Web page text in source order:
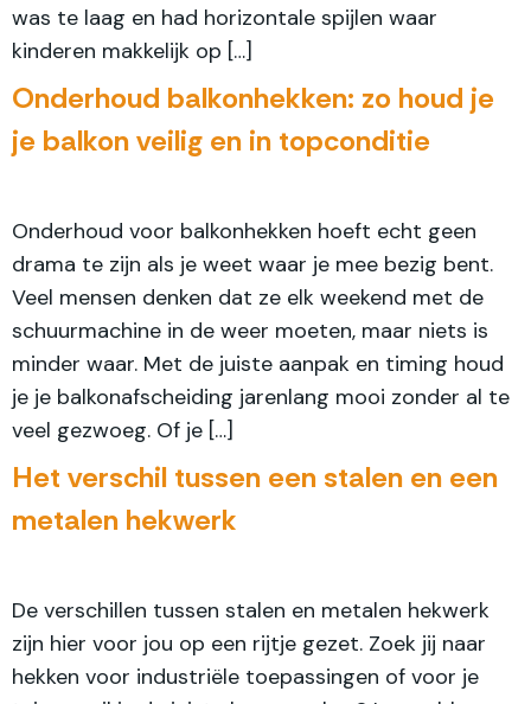
was te laag en had horizontale spijlen waar
kinderen makkelijk op […]
Onderhoud balkonhekken: zo houd je
je balkon veilig en in topconditie
Onderhoud voor balkonhekken hoeft echt geen
drama te zijn als je weet waar je mee bezig bent.
Veel mensen denken dat ze elk weekend met de
schuurmachine in de weer moeten, maar niets is
minder waar. Met de juiste aanpak en timing houd
je je balkonafscheiding jarenlang mooi zonder al te
veel gezwoeg. Of je […]
Het verschil tussen een stalen en een
metalen hekwerk
De verschillen tussen stalen en metalen hekwerk
zijn hier voor jou op een rijtje gezet. Zoek jij naar
hekken voor industriële toepassingen of voor je